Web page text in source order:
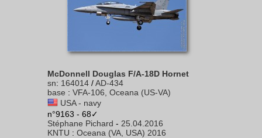
McDonnell Douglas F/A-18D Hornet
sn: 164014 /AD-434
base : VFA-106, Oceana (US-VA)
USA - navy
n°9163 - 68✓
Stéphane Pichard - 25.04.2016
KNTU : Oceana (VA, USA) 2016